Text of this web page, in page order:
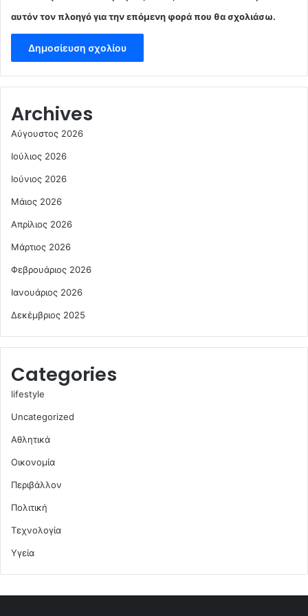
αυτόν τον πλοηγό για την επόμενη φορά που θα σχολιάσω.
Archives
Αύγουστος 2026
Ιούλιος 2026
Ιούνιος 2026
Μάιος 2026
Απρίλιος 2026
Μάρτιος 2026
Φεβρουάριος 2026
Ιανουάριος 2026
Δεκέμβριος 2025
Categories
lifestyle
Uncategorized
Αθλητικά
Οικονομία
Περιβάλλον
Πολιτική
Τεχνολογία
Υγεία